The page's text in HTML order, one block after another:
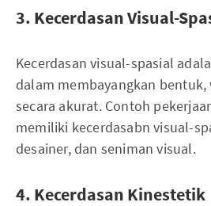
3. Kecerdasan Visual-
Kecerdasan visual-spasial
dalam membayangkan bentuk,
secara akurat. Contoh
memiliki kecerdasabn visual-
desainer, dan seniman visual.
4. Kecerdasan Kinestetik